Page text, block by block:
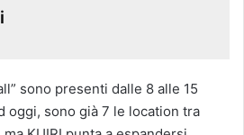
sono presenti dalle 8 alle 15
oggi, sono già 7 le location tra